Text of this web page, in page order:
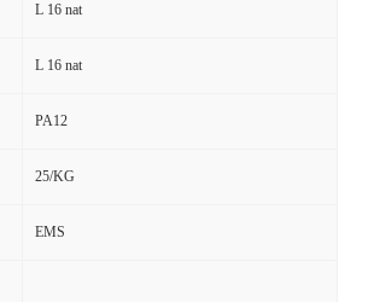
L 16 nat
L 16 nat
PA12
25/KG
EMS